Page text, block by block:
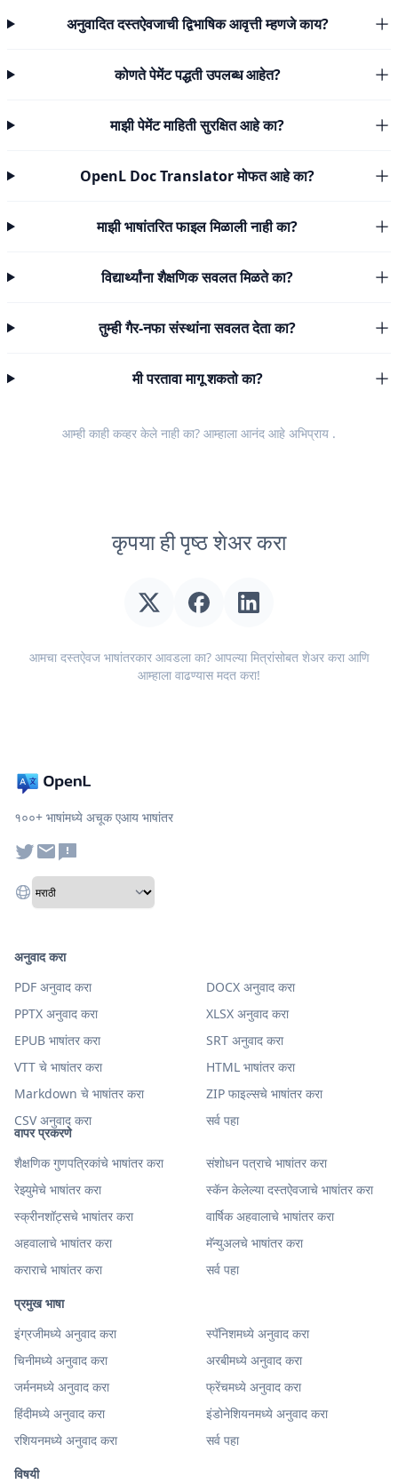
अनुवादित दस्तऐवजाची द्विभाषिक आवृत्ती म्हणजे काय?
कोणते पेमेंट पद्धती उपलब्ध आहेत?
माझी पेमेंट माहिती सुरक्षित आहे का?
OpenL Doc Translator मोफत आहे का?
माझी भाषांतरित फाइल मिळाली नाही का?
विद्यार्थ्यांना शैक्षणिक सवलत मिळते का?
तुम्ही गैर-नफा संस्थांना सवलत देता का?
मी परतावा मागू शकतो का?
आम्ही काही कव्हर केले नाही का? आम्हाला आनंद आहे अभिप्राय .
कृपया ही पृष्ठ शेअर करा
आमचा दस्तऐवज भाषांतरकार आवडला का? आपल्या मित्रांसोबत शेअर करा आणि
आम्हाला वाढण्यास मदत करा!
१००+ भाषांमध्ये अचूक एआय भाषांतर
वापर प्रकरणे
शैक्षणिक गुणपत्रिकांचे भाषांतर करा
संशोधन पत्राचे भाषांतर करा
रेझ्युमेचे भाषांतर करा
स्कॅन केलेल्या दस्तऐवजाचे भाषांतर करा
स्क्रीनशॉट्सचे भाषांतर करा
वार्षिक अहवालाचे भाषांतर करा
अहवालाचे भाषांतर करा
मॅन्युअलचे भाषांतर करा
कराराचे भाषांतर करा
सर्व पहा
प्रमुख भाषा
इंग्रजीमध्ये अनुवाद करा
स्पॅनिशमध्ये अनुवाद करा
चिनीमध्ये अनुवाद करा
अरबीमध्ये अनुवाद करा
जर्मनमध्ये अनुवाद करा
फ्रेंचमध्ये अनुवाद करा
हिंदीमध्ये अनुवाद करा
इंडोनेशियनमध्ये अनुवाद करा
रशियनमध्ये अनुवाद करा
सर्व पहा
अनुवाद करा
PDF अनुवाद करा
DOCX अनुवाद करा
PPTX अनुवाद करा
XLSX अनुवाद करा
EPUB भाषांतर करा
SRT अनुवाद करा
VTT चे भाषांतर करा
HTML भाषांतर करा
Markdown चे भाषांतर करा
ZIP फाइल्सचे भाषांतर करा
CSV अनुवाद करा
सर्व पहा
विषयी